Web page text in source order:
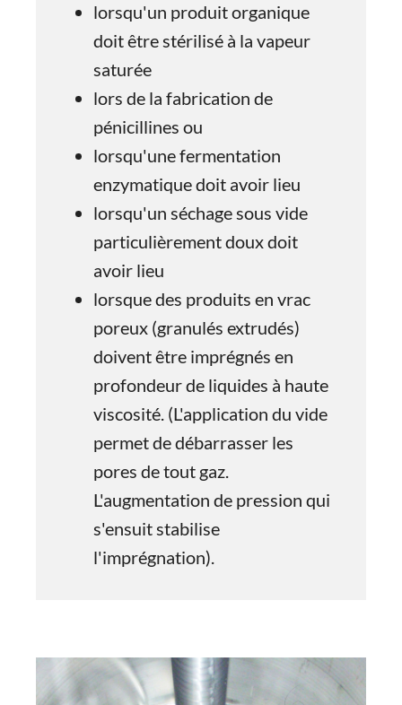
lorsqu'un produit organique
doit être stérilisé à la vapeur
saturée
lors de la fabrication de
pénicillines ou
lorsqu'une fermentation
enzymatique doit avoir lieu
lorsqu'un séchage sous vide
particulièrement doux doit
avoir lieu
lorsque des produits en vrac
poreux (granulés extrudés)
doivent être imprégnés en
profondeur de liquides à haute
viscosité. (L'application du vide
permet de débarrasser les
pores de tout gaz.
L'augmentation de pression qui
s'ensuit stabilise
l'imprégnation).